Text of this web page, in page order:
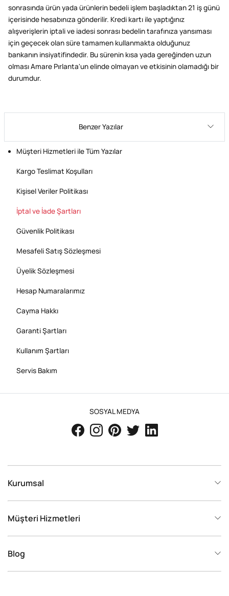
sonrasında ürün yada ürünlerin bedeli işlem başladıktan 21 iş günü
içerisinde hesabınıza gönderilir. Kredi kartı ile yaptığınız
alışverişlerin iptali ve iadesi sonrası bedelin tarafınıza yansıması
için geçecek olan süre tamamen kullanmakta olduğunuz
bankanın insiyatifindedir. Bu sürenin kısa yada gereğinden uzun
olması Amare Pırlanta'un elinde olmayan ve etkisinin olamadığı bir
durumdur.
Benzer Yazılar
Müşteri Hizmetleri ile Tüm Yazılar
Kargo Teslimat Koşulları
Kişisel Veriler Politikası
İptal ve İade Şartları
Güvenlik Politikası
Mesafeli Satış Sözleşmesi
Üyelik Sözleşmesi
Hesap Numaralarımız
Cayma Hakkı
Garanti Şartları
Kullanım Şartları
Servis Bakım
SOSYAL MEDYA
Kurumsal
Müşteri Hizmetleri
Blog